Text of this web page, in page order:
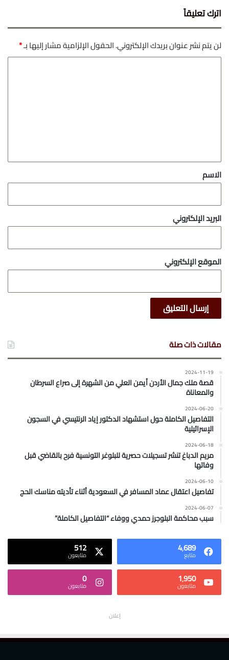
اترك تعليقاً
لن يتم نشر عنوان بريدك الإلكتروني.الحقول الإلزامية مشار إليها بـ*
*
الاسم
البريد الإلكتروني
الموقع الإلكتروني
مقالات ذات صلة
2024-11-19
قصة ملك جمال الأردن أيمن العلي من الشهرة إلى صراع السرطان
والمعاناة
2024-06-20
التفاصيل الكاملة حول استشهاد الدكتور إياد الرنتيسي في السجون
الإسرائيلية
2024-06-18
مريم الدباغ تنشر تسجيلات حصرية للبلوغر التونسية فرح بالقاضي قبل
وفاتها
2024-06-10
تفاصيل اعتقال عماد المسافر في السعودية أثناء تأديته مناسك الحج
2024-06-07
سبب محاكمة البلوجرز حمدي ووفاء “التفاصيل الكاملة”
4٬689
متابع 512
متابعون
1٬950
متابعون 0
متابعون
إعلان